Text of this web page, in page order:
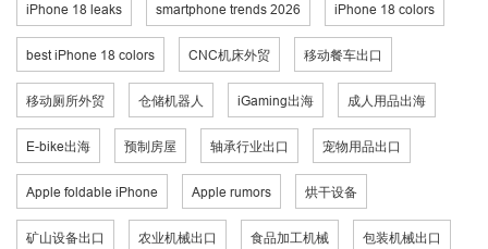
iPhone 18 leaks smartphone trends 2026 iPhone 18 colors
best iPhone 18 colors CNC机床外贸 移动餐车出口
移动厕所外贸 仓储机器人 iGaming出海 成人用品出海
E-bike出海 预制房屋 轴承行业出口 宠物用品出口
Apple foldable iPhone Apple rumors 烘干设备
矿山设备出口 农业机械出口 食品加工机械 包装机械出口